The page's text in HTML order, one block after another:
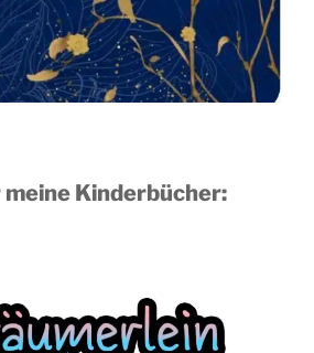
Kinderbücher: